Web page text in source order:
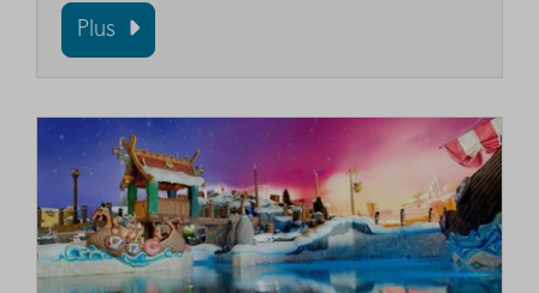
Plus